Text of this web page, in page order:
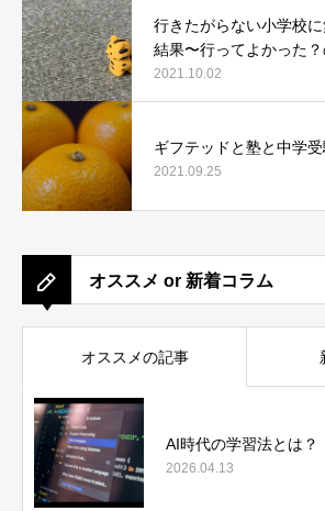
行きたがらない小学校
結果〜行ってよかった？
なった今、どう答えたか
2021.10.02
ギフテッドと塾と中学
2021.09.25
オススメ or 新着コラム
オススメの記事
AI時代の学習法とは？
2026.04.13